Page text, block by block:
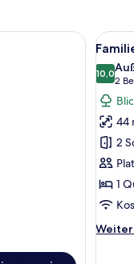
mit Bett, Schreibtisch,Alle
Fotos
für
4
10,010,0
2
(2
44
2
1